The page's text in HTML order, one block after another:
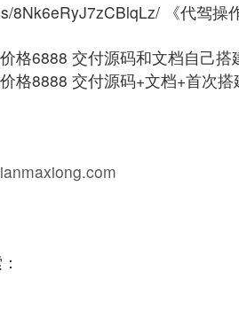
8Nk6eRyJ7zCBlqLz/ 《代驾操
格6888 交付源码和文档自己搭
格8888 交付源码+文档+首次